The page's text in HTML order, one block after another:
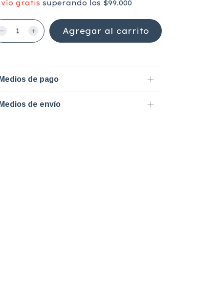
gratis superando los $99.000
de pago
de envío